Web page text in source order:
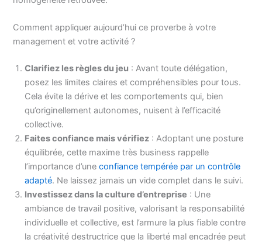
Comment appliquer aujourd’hui ce proverbe à votre
management et votre activité ?
Clarifiez les règles du jeu : Avant toute délégation,
posez les limites claires et compréhensibles pour tous.
Cela évite la dérive et les comportements qui, bien
qu’originellement autonomes, nuisent à l’efficacité
collective.
Faites confiance mais vérifiez : Adoptant une posture
équilibrée, cette maxime très business rappelle
l’importance d’uneconfiance tempérée par un contrôle
adapté. Ne laissez jamais un vide complet dans le suivi.
Investissez dans la culture d’entreprise : Une
ambiance de travail positive, valorisant la responsabilité
individuelle et collective, est l’armure la plus fiable contre
la créativité destructrice que la liberté mal encadrée peut